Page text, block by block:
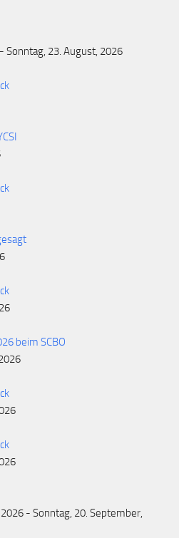
Sonntag, 23. August, 2026
beim SCBO
- Sonntag, 20. September,